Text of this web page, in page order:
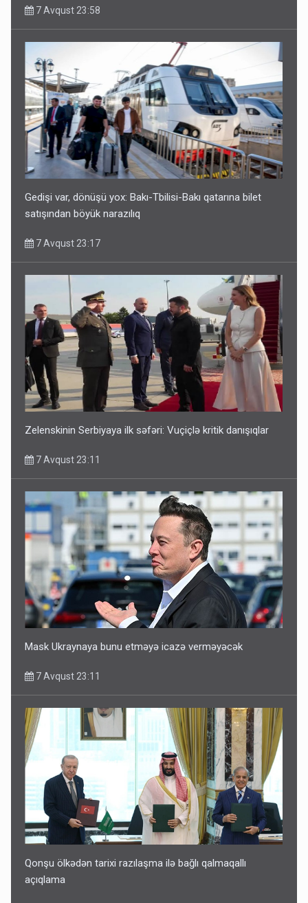
7 Avqust 23:58
Gedişi var, dönüşü yox: Bakı-Tbilisi-Bakı qatarına bilet
satışından böyük narazılıq
7 Avqust 23:17
Zelenskinin Serbiyaya ilk səfəri: Vuçiçlə kritik danışıqlar
7 Avqust 23:11
Mask Ukraynaya bunu etməyə icazə verməyəcək
7 Avqust 23:11
Qonşu ölkədən tarixi razılaşma ilə bağlı qalmaqallı
açıqlama